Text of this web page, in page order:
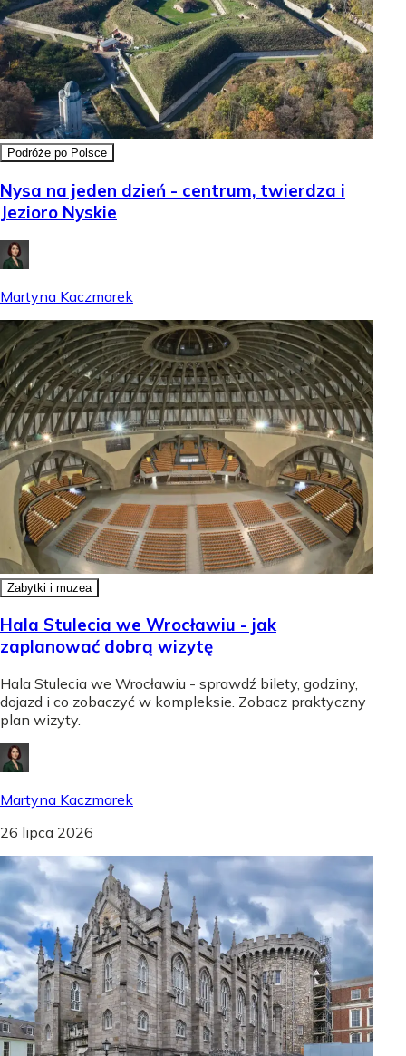
Podróże po Polsce
Nysa na jeden dzień - centrum, twierdza i
Jezioro Nyskie
Martyna Kaczmarek
Zabytki i muzea
Hala Stulecia we Wrocławiu - jak
zaplanować dobrą wizytę
Hala Stulecia we Wrocławiu - sprawdź bilety, godziny,
dojazd i co zobaczyć w kompleksie. Zobacz praktyczny
plan wizyty.
Martyna Kaczmarek
26 lipca 2026